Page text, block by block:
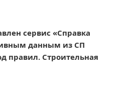
сервис «Справка
данным из СП
правил. Строительная